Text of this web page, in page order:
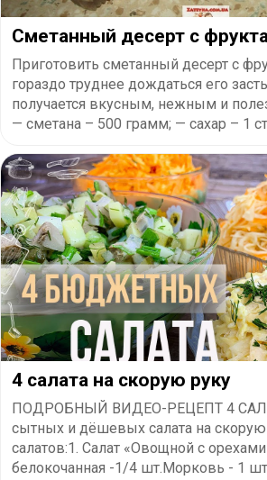
Сметанный десерт с
Приготовить сметанный десерт с
гораздо труднее дождаться его
получается вкусным, нежным и
— сметана – 500 грамм; — сахар – 1
4 салата на скорую руку
ПОДРОБНЫЙ ВИДЕО-РЕЦЕПТ 4
сытных и дёшевых салата на
салатов:1. Салат «Овощной с
белокочанная -1/4 шт.Морковь - 1